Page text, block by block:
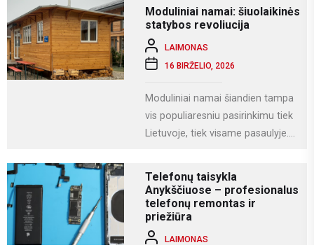
komunikacijai ir įvairioms
specializuotoms užduotims...
Moduliniai namai: šiuolaikinės
statybos revoliucija
LAIMONAS
16 BIRŽELIO, 2026
Moduliniai namai šiandien tampa
vis populiaresniu pasirinkimu tiek
Lietuvoje, tiek visame pasaulyje.
Telefonų taisykla
Anykščiuose – profesionalus
telefonų remontas ir
priežiūra
LAIMONAS